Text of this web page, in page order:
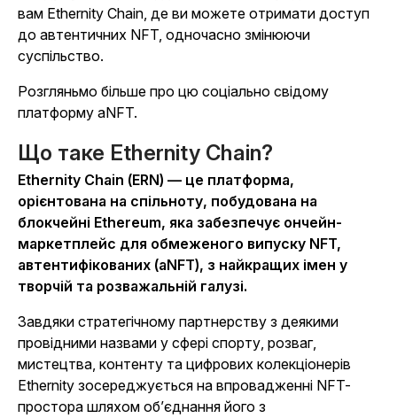
вам Ethernity Chain, де ви можете отримати доступ
до автентичних NFT, одночасно змінюючи
суспільство.
Розгляньмо більше про цю соціально свідому
платформу aNFT.
Що таке Ethernity Chain?
Ethernity Chain (ERN) — це платформа,
орієнтована на спільноту, побудована на
блокчейні Ethereum, яка забезпечує ончейн-
маркетплейс для обмеженого випуску NFT,
автентифікованих (aNFT), з найкращих імен у
творчій та розважальній галузі.
Завдяки стратегічному партнерству з деякими
провідними назвами у сфері спорту, розваг,
мистецтва, контенту та цифрових колекціонерів
Ethernity зосереджується на впровадженні NFT-
простора шляхом об’єднання його з